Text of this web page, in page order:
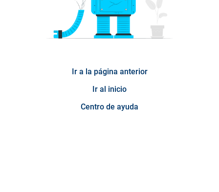
Ir a la página anterior
Ir al inicio
Centro de ayuda